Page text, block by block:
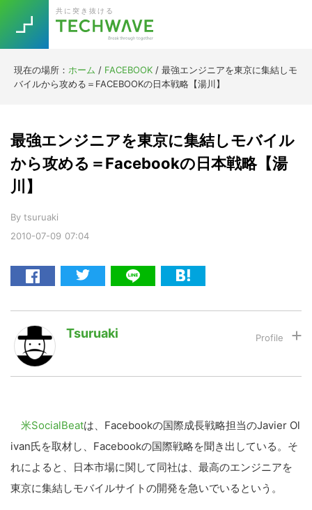
primary
navigation
main
content
primary
sidebar
footer
共に突き抜ける
現在の場所： ホーム / FACEBOOK / 最強エンジニアを東京に集結しモ
バイルから攻める＝FACEBOOKの日本戦略【湯川】
2010-07-09 07:04
最強エンジニアを東京に集結しモバイル
から攻める＝Facebookの日本戦略【湯
川】
By tsuruaki
Tsuruaki
米SocialBeatは、Facebookの国際成長戦略担当のJavier Ol
ivan氏を取材し、Facebookの国際戦略を聞き出している。そ
れによると、日本市場に関して同社は、最高のエンジニアを
東京に集結しモバイルサイトの開発を急いでいるという。
TOPICS
RE:LIFE
Re:Work
AI
暗号資産
VR/AR
[Startup]
[Voice Edition]
[YouTube]
LINE
特集
Trend 今話題の注目キーワード
5G Asana テレワーク
Daily Weekly